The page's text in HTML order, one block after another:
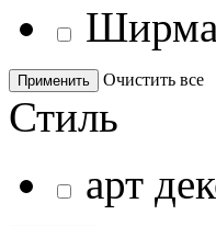
Ширма
Применить Очистить все
Стиль
арт